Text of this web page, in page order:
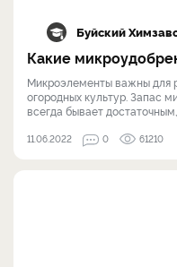
Буйский
Какие
Микроэлементы важны для
огородных культур. Запас
всегда бывает достаточным,
11.06.2022 0 61210